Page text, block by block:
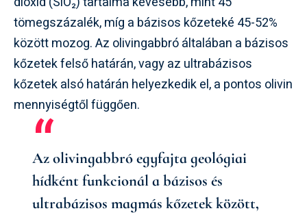
tömegszázalék, míg a bázisos kőzeteké 45-52%
között mozog. Az olivingabbró általában a bázisos
kőzetek felső határán, vagy az ultrabázisos
kőzetek alsó határán helyezkedik el, a pontos olivin
mennyiségtől függően.
Az olivingabbró egyfajta geológiai
hídként funkcionál a bázisos és
ultrabázisos magmás kőzetek között,